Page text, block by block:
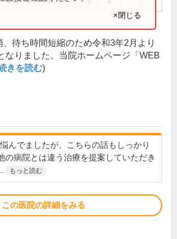
×閉じる
、待ち時間短縮のため令和3年2月より
なりました。当院ホームページ「WEB
きを読む)
んでましたが、こちらの話もしっかり
の病院とは違う治療を提案していただき
もっと読む
この医院の詳細をみる